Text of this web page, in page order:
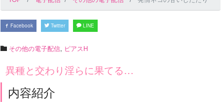
Facebook Twitter LINE
その他の電子配信, ピアスH
異種と交わり淫らに果てる…
内容紹介